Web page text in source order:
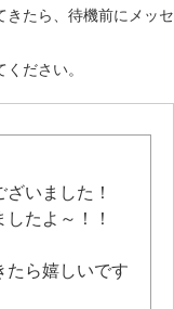
たら、待機前にメッセ
ださい。
いました！
たよ～！！
ら嬉しいです